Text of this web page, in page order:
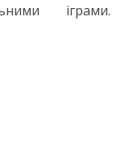
іграми.